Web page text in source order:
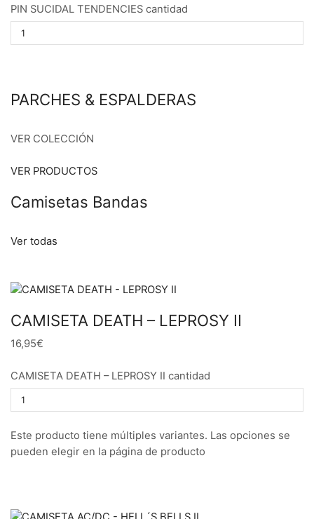
PIN SUCIDAL TENDENCIES cantidad
PARCHES & ESPALDERAS
VER COLECCIÓN
VER PRODUCTOS
Camisetas Bandas
Ver todas
CAMISETA DEATH – LEPROSY II
16,95€
CAMISETA DEATH – LEPROSY II cantidad
Este producto tiene múltiples variantes. Las opciones se
pueden elegir en la página de producto